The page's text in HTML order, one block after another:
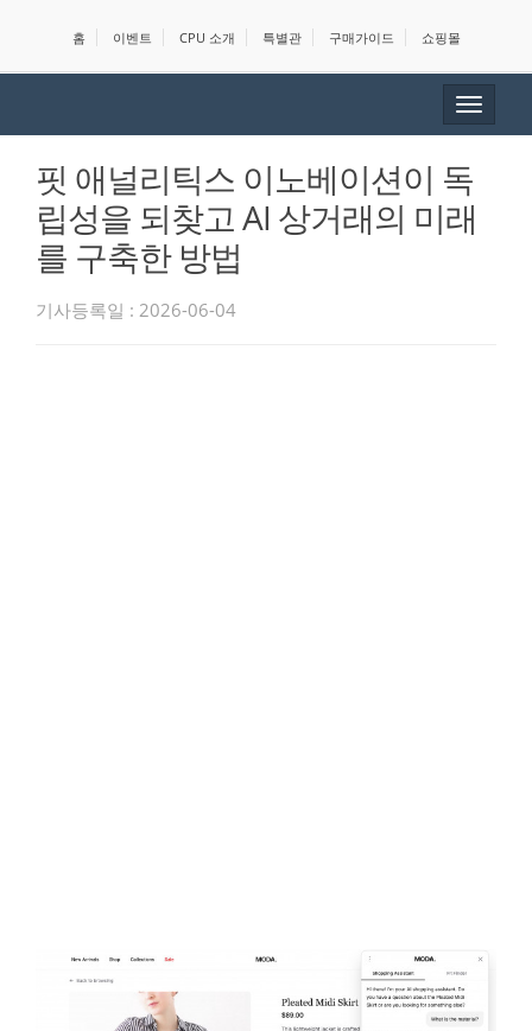
홈 이벤트 CPU 소개 특별관 구매가이드 쇼핑몰
Toggle
핏 애널리틱스 이노베이션이 독
립성을 되찾고 AI 상거래의 미래
를 구축한 방법
기사등록일 : 2026-06-04